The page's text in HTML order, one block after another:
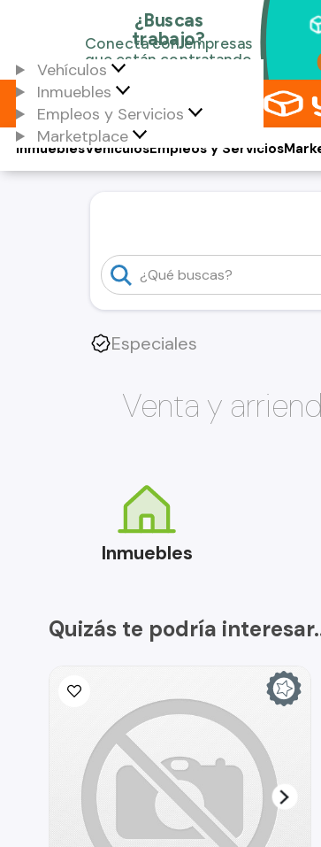
Vehículos
Inmuebles
Empleos y Servicios
Marketplace
Vehículos
Inmuebles Empleos y Servicios
Especiales
Venta y
Inmuebles
Quizás te podría